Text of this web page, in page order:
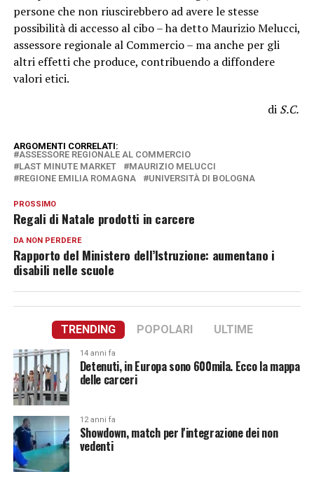
persone che non riuscirebbero ad avere le stesse
possibilità di accesso al cibo – ha detto Maurizio Melucci,
assessore regionale al Commercio – ma anche per gli
altri effetti che produce, contribuendo a diffondere
valori etici.
di S.C.
ARGOMENTI CORRELATI:
ASSESSORE REGIONALE AL COMMERCIO
LAST MINUTE MARKET
MAURIZIO MELUCCI
REGIONE EMILIA ROMAGNA
UNIVERSITÀ DI BOLOGNA
PROSSIMO
Regali di Natale prodotti in carcere
DA NON PERDERE
Rapporto del Ministero dell’Istruzione: aumentano i
disabili nelle scuole
TRENDING POPOLARI ULTIME
14 anni fa
Detenuti, in Europa sono 600mila. Ecco la mappa
delle carceri
12 anni fa
Showdown, match per l'integrazione dei non
vedenti